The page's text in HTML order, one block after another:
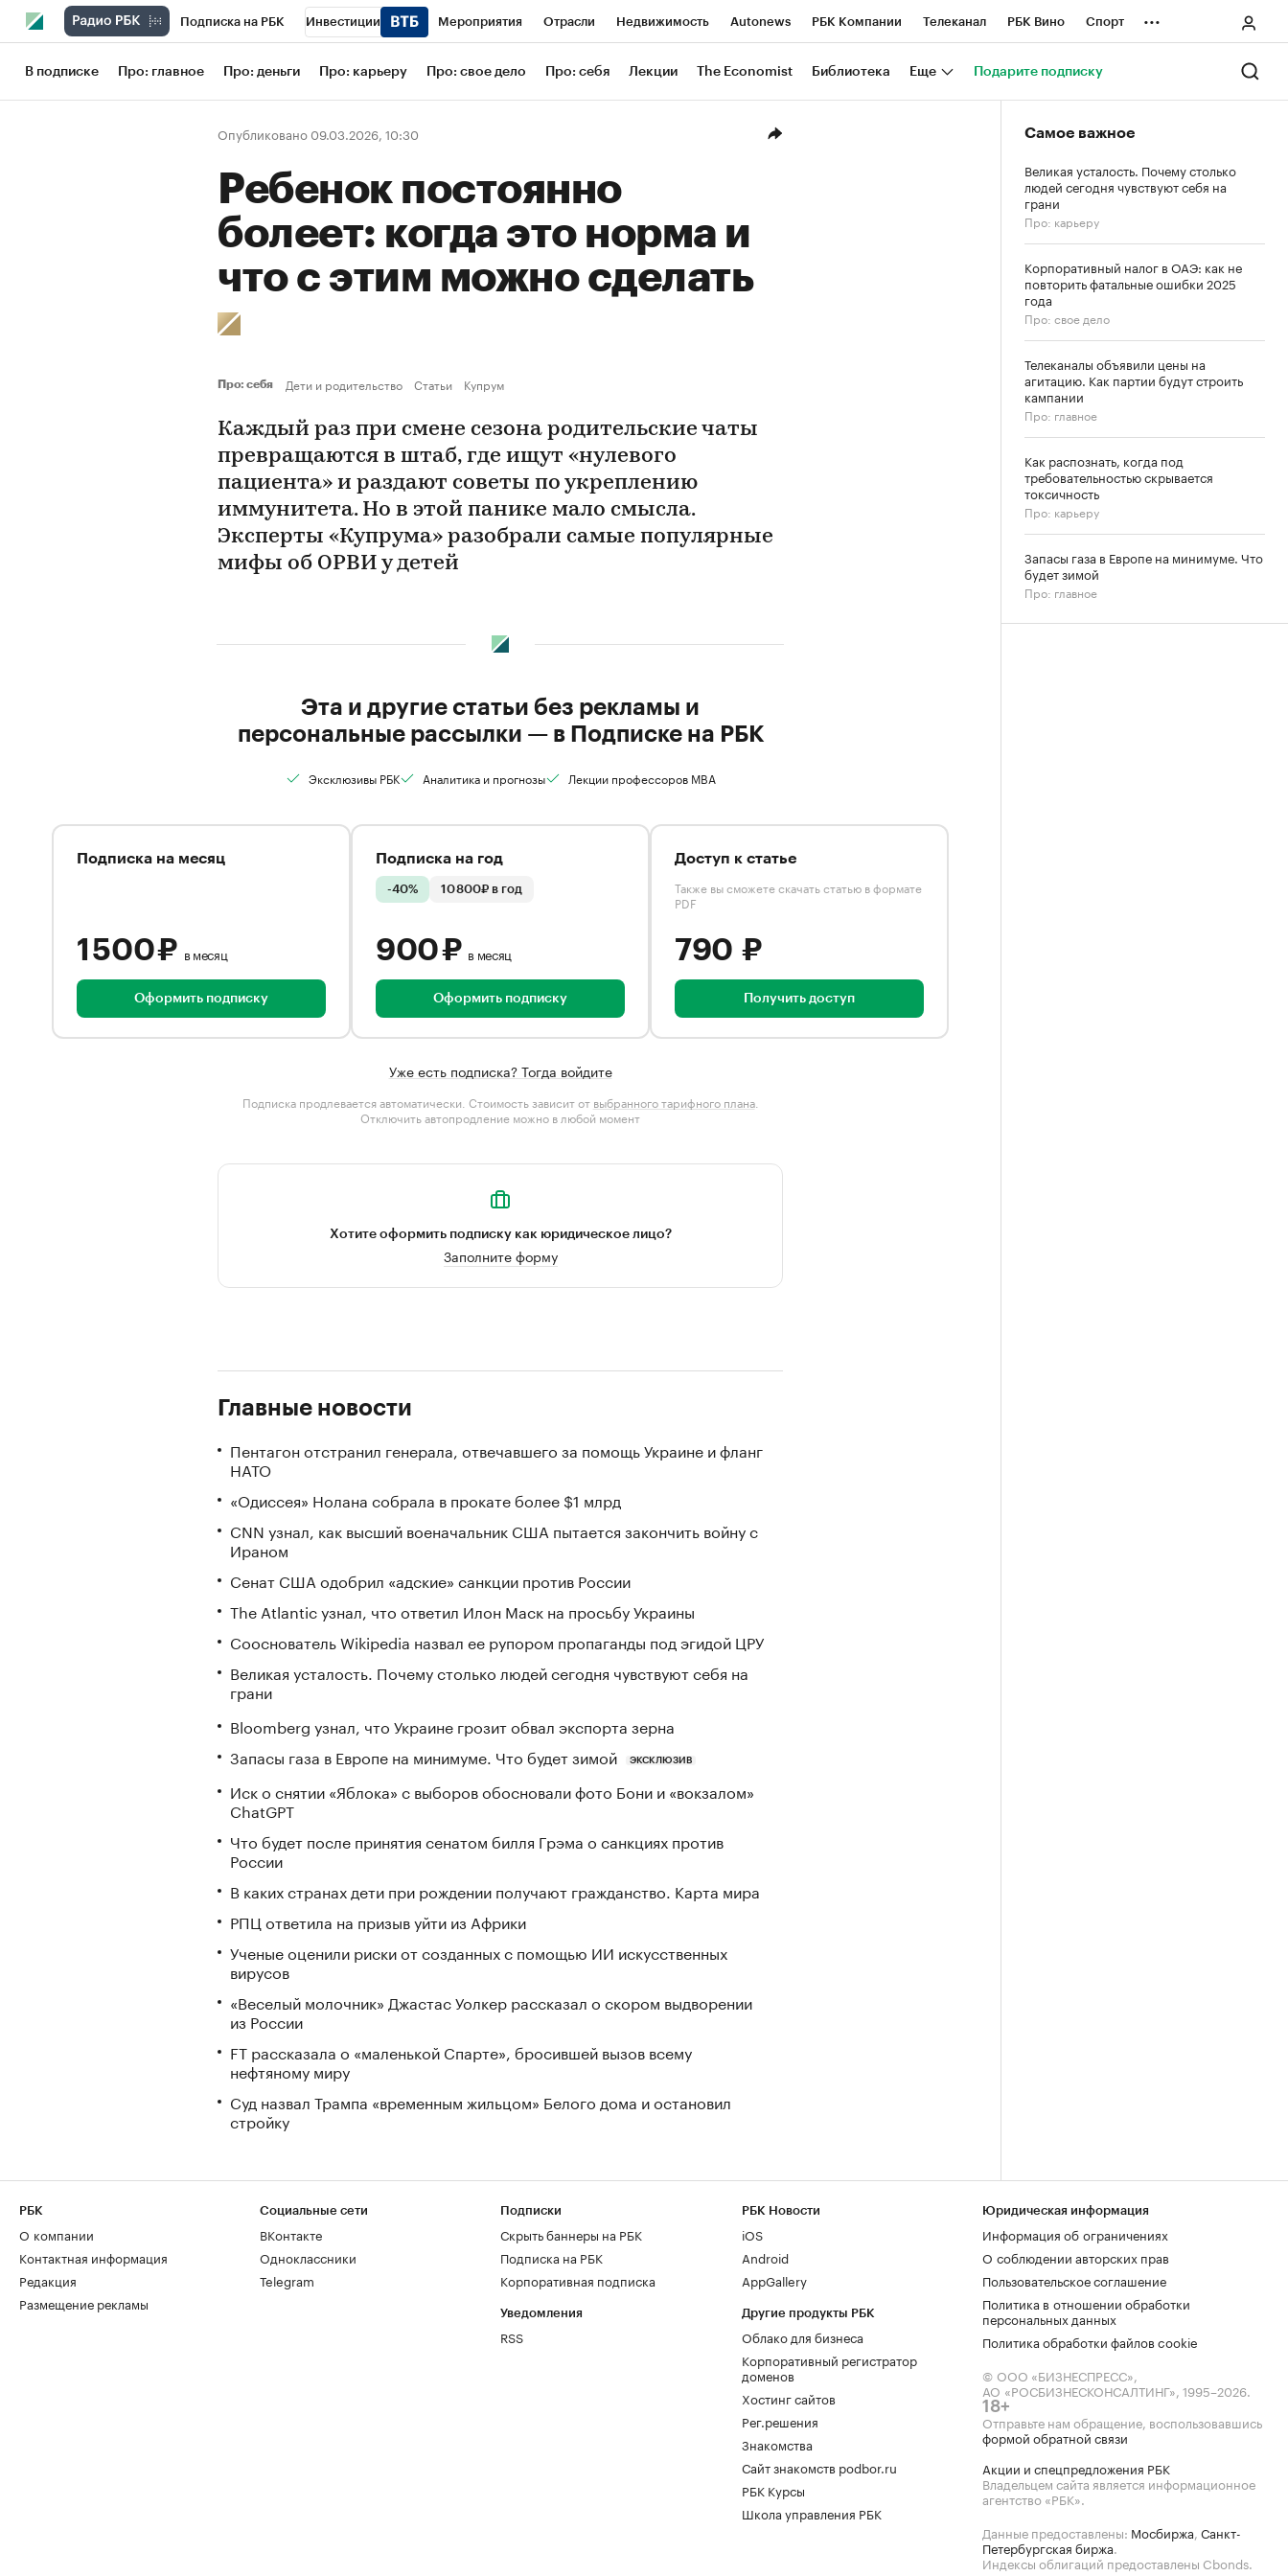
Подписка на РБК Инвестиции Мероприятия Отрасли Недвижимость Autonews РБК Компании Телеканал РБК Вино Спорт
Школа управления РБК РБК Образование РБК Life Тренды Визионеры Национальные проекты Город
Рынок наличной валюты
...
В подписке Про: главное Про: деньги Про: карьеру Про: свое дело Про: себя Лекции The Economist Библиотека Еще Подарите подписку
Опубликовано 09.03.2026, 10:30
Ребенок постоянно
болеет: когда это норма и
что с этим можно сделать
Про: себя Дети и родительство Статьи Купрум
Каждый раз при смене сезона родительские чаты
превращаются в штаб, где ищут «нулевого
пациента» и раздают советы по укреплению
иммунитета. Но в этой панике мало смысла.
Эксперты «Купрума» разобрали самые популярные
мифы об ОРВИ у детей
Эта и другие статьи без рекламы и
персональные рассылки — в Подписке на РБК
Эксклюзивы РБК Аналитика и прогнозы Лекции профессоров MBA
Подписка на месяц
1 500 ₽ в месяц
Оформить подписку
Подписка на год
-40% 10 800₽ в год
900 ₽ в месяц
Оформить подписку
Доступ к статье
Также вы сможете скачать статью в формате
PDF
790 ₽
Получить доступ
Уже есть подписка? Тогда войдите
Подписка продлевается автоматически. Стоимость зависит от выбранного тарифного плана.
Отключить автопродление можно в любой момент
Хотите оформить подписку как юридическое лицо?
Заполните форму
Главные новости
Пентагон отстранил генерала, отвечавшего за помощь Украине и фланг
НАТО
«Одиссея» Нолана собрала в прокате более $1 млрд
CNN узнал, как высший военачальник США пытается закончить войну с
Ираном
Сенат США одобрил «адские» санкции против России
The Atlantic узнал, что ответил Илон Маск на просьбу Украины
Сооснователь Wikipedia назвал ее рупором пропаганды под эгидой ЦРУ
Великая усталость. Почему столько людей сегодня чувствуют себя на
грани
Bloomberg узнал, что Украине грозит обвал экспорта зерна
Запасы газа в Европе на минимуме. Что будет зимой
ЭКСКЛЮЗИВ
Иск о снятии «Яблока» с выборов обосновали фото Бони и «вокзалом»
ChatGPT
Что будет после принятия сенатом билля Грэма о санкциях против
России
В каких странах дети при рождении получают гражданство. Карта мира
РПЦ ответила на призыв уйти из Африки
Ученые оценили риски от созданных с помощью ИИ искусственных
вирусов
«Веселый молочник» Джастас Уолкер рассказал о скором выдворении
из России
FT рассказала о «маленькой Спарте», бросившей вызов всему
нефтяному миру
Суд назвал Трампа «временным жильцом» Белого дома и остановил
стройку
Самое важное
Великая усталость. Почему столько
людей сегодня чувствуют себя на
грани
Про: карьеру
Корпоративный налог в ОАЭ: как не
повторить фатальные ошибки 2025
года
Про: свое дело
Телеканалы объявили цены на
агитацию. Как партии будут строить
кампании
Про: главное
Как распознать, когда под
требовательностью скрывается
токсичность
Про: карьеру
Запасы газа в Европе на минимуме. Что
будет зимой
Про: главное
РБК
О компании
Контактная информация
Редакция
Размещение рекламы
Социальные сети
ВКонтакте
Одноклассники
Telegram
Подписки
Скрыть баннеры на РБК
Подписка на РБК
Корпоративная подписка
Уведомления
RSS
РБК Новости
iOS
Android
AppGallery
Другие продукты РБК
Облако для бизнеса
Корпоративный регистратор
доменов
Хостинг сайтов
Рег.решения
Знакомства
Сайт знакомств podbor.ru
РБК Курсы
Школа управления РБК
Юридическая информация
Информация об ограничениях
О соблюдении авторских прав
Пользовательское соглашение
Политика в отношении обработки
персональных данных
Политика обработки файлов cookie
© ООО «БИЗНЕСПРЕСС»,
АО «РОСБИЗНЕСКОНСАЛТИНГ», 1995–2026.
18+
Отправьте нам обращение, воспользовавшись
формой обратной связи
Акции и спецпредложения РБК
Владельцем сайта является информационное
агентство «РБК».
Данные предоставлены: Мосбиржа, Санкт-
Петербургская биржа.
Индексы облигаций предоставлены Cbonds.